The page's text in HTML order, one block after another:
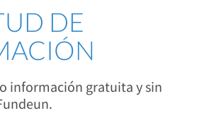
DE
información gratuita y sin